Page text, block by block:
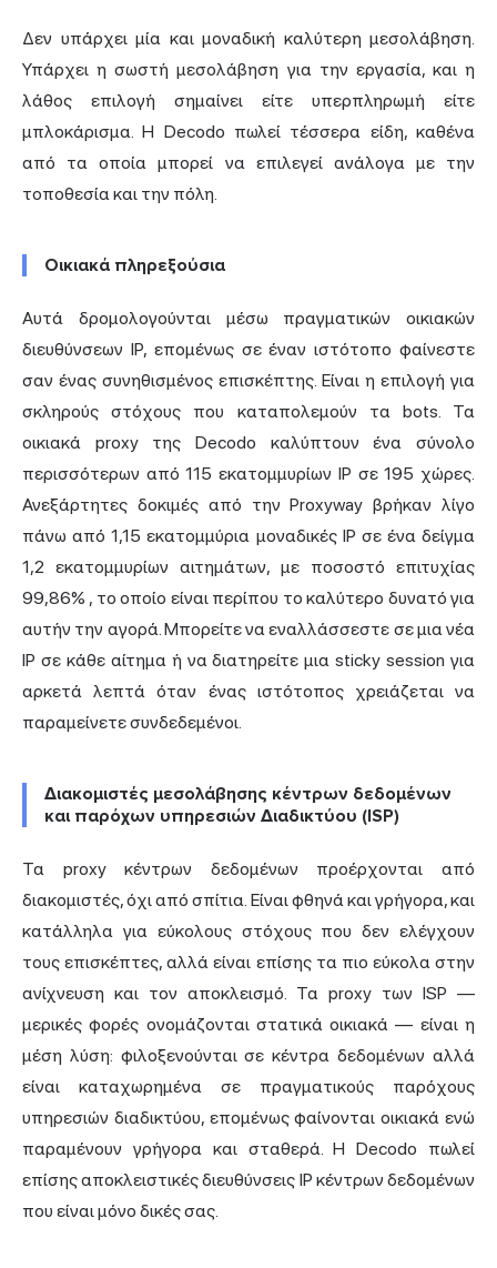
Δεν υπάρχει μία και μοναδική καλύτερη μεσολάβηση.
Υπάρχει η σωστή μεσολάβηση για την εργασία, και η
λάθος επιλογή σημαίνει είτε υπερπληρωμή είτε
μπλοκάρισμα. Η Decodo πωλεί τέσσερα είδη, καθένα
από τα οποία μπορεί να επιλεγεί ανάλογα με την
τοποθεσία και την πόλη.
Οικιακά πληρεξούσια
Αυτά δρομολογούνται μέσω πραγματικών οικιακών
διευθύνσεων IP, επομένως σε έναν ιστότοπο φαίνεστε
σαν ένας συνηθισμένος επισκέπτης. Είναι η επιλογή για
σκληρούς στόχους που καταπολεμούν τα bots. Τα
οικιακά proxy της Decodo καλύπτουν ένα σύνολο
περισσότερων από 115 εκατομμυρίων IP σε 195 χώρες.
Ανεξάρτητες δοκιμές από την Proxyway βρήκαν λίγο
πάνω από 1,15 εκατομμύρια μοναδικές IP σε ένα δείγμα
1,2 εκατομμυρίων αιτημάτων, με ποσοστό επιτυχίας
99,86% , το οποίο είναι περίπου το καλύτερο δυνατό για
αυτήν την αγορά. Μπορείτε να εναλλάσσεστε σε μια νέα
IP σε κάθε αίτημα ή να διατηρείτε μια sticky session για
αρκετά λεπτά όταν ένας ιστότοπος χρειάζεται να
παραμείνετε συνδεδεμένοι.
Διακομιστές μεσολάβησης κέντρων δεδομένων
και παρόχων υπηρεσιών Διαδικτύου (ISP)
Τα proxy κέντρων δεδομένων προέρχονται από
διακομιστές, όχι από σπίτια. Είναι φθηνά και γρήγορα, και
κατάλληλα για εύκολους στόχους που δεν ελέγχουν
τους επισκέπτες, αλλά είναι επίσης τα πιο εύκολα στην
ανίχνευση και τον αποκλεισμό. Τα proxy των ISP —
μερικές φορές ονομάζονται στατικά οικιακά — είναι η
μέση λύση: φιλοξενούνται σε κέντρα δεδομένων αλλά
είναι καταχωρημένα σε πραγματικούς παρόχους
υπηρεσιών διαδικτύου, επομένως φαίνονται οικιακά ενώ
παραμένουν γρήγορα και σταθερά. Η Decodo πωλεί
επίσης αποκλειστικές διευθύνσεις IP κέντρων δεδομένων
που είναι μόνο δικές σας.